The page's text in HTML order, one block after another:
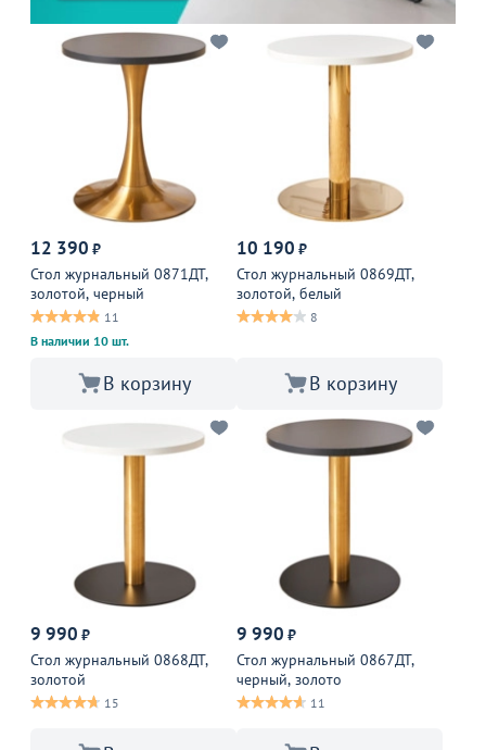
12 390 ₽
Стол журнальный 0871ДТ,
золотой, черный
11
В наличии 10 шт.
В корзину
10 190 ₽
Стол журнальный 0869ДТ,
золотой, белый
8
В корзину
9 990 ₽
Стол журнальный 0868ДТ,
золотой
15
9 990 ₽
Стол журнальный 0867ДТ,
черный, золото
11